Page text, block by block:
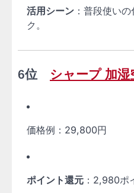
活用シーン ：普段使い
ク。
6位 シャープ 加湿
価格例：29,800円
ポイント還元 ：2,980ポ